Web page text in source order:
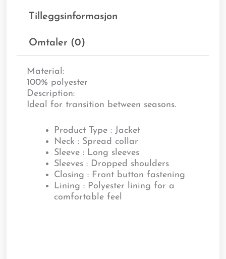
Tilleggsinformasjon
Omtaler (0)
Material:
100% polyester
Description:
Ideal for transition between seasons.
Product Type : Jacket
Neck : Spread collar
Sleeve : Long sleeves
Sleeves : Dropped shoulders
Closing : Front button fastening
Lining : Polyester lining for a
comfortable feel